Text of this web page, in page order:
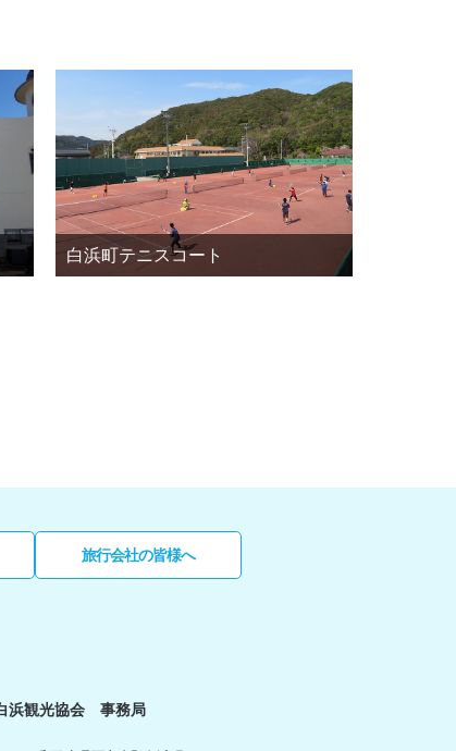
白浜町テニスコート
旅行会社の皆様へ
浜観光協会 事務局